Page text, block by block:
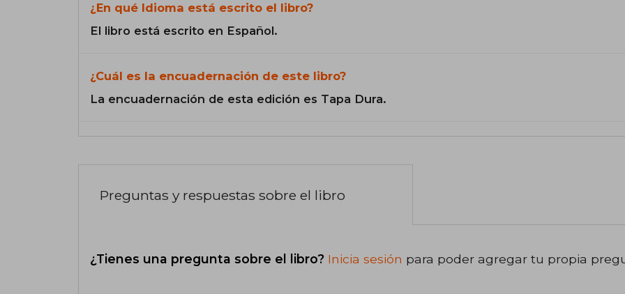
¿En qué Idioma está escrito el libro?
El libro está escrito en Español.
¿Cuál es la encuadernación de este libro?
La encuadernación de esta edición es Tapa Dura.
Preguntas y respuestas sobre el libro
¿Tienes una pregunta sobre el libro? Inicia sesión para poder agregar tu propia